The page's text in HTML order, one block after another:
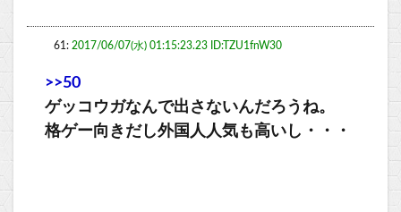
61: 2017/06/07(水) 01:15:23.23 ID:TZU1fnW30
>>50
ゲッコウガなんで出さないんだろうね。
格ゲー向きだし外国人人気も高いし・・・